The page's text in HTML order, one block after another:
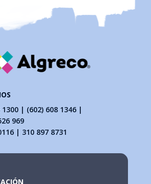
1300 | (602) 608 1346 |
969
| 310 897 8731